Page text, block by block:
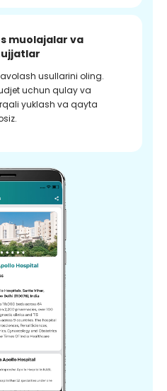
muolajalar va
usullarini oling.
uchun qulay va
yuklash va qayta